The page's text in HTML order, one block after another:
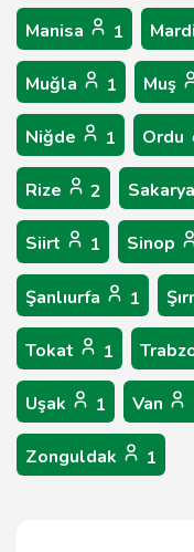
Manisa 1
Muğla 1 Muş
Niğde 1 Ordu
Rize 2 Sakarya
Siirt 1 Sinop
Şanlıurfa 1
Tokat 1
Uşak 1 Van
Zonguldak 1